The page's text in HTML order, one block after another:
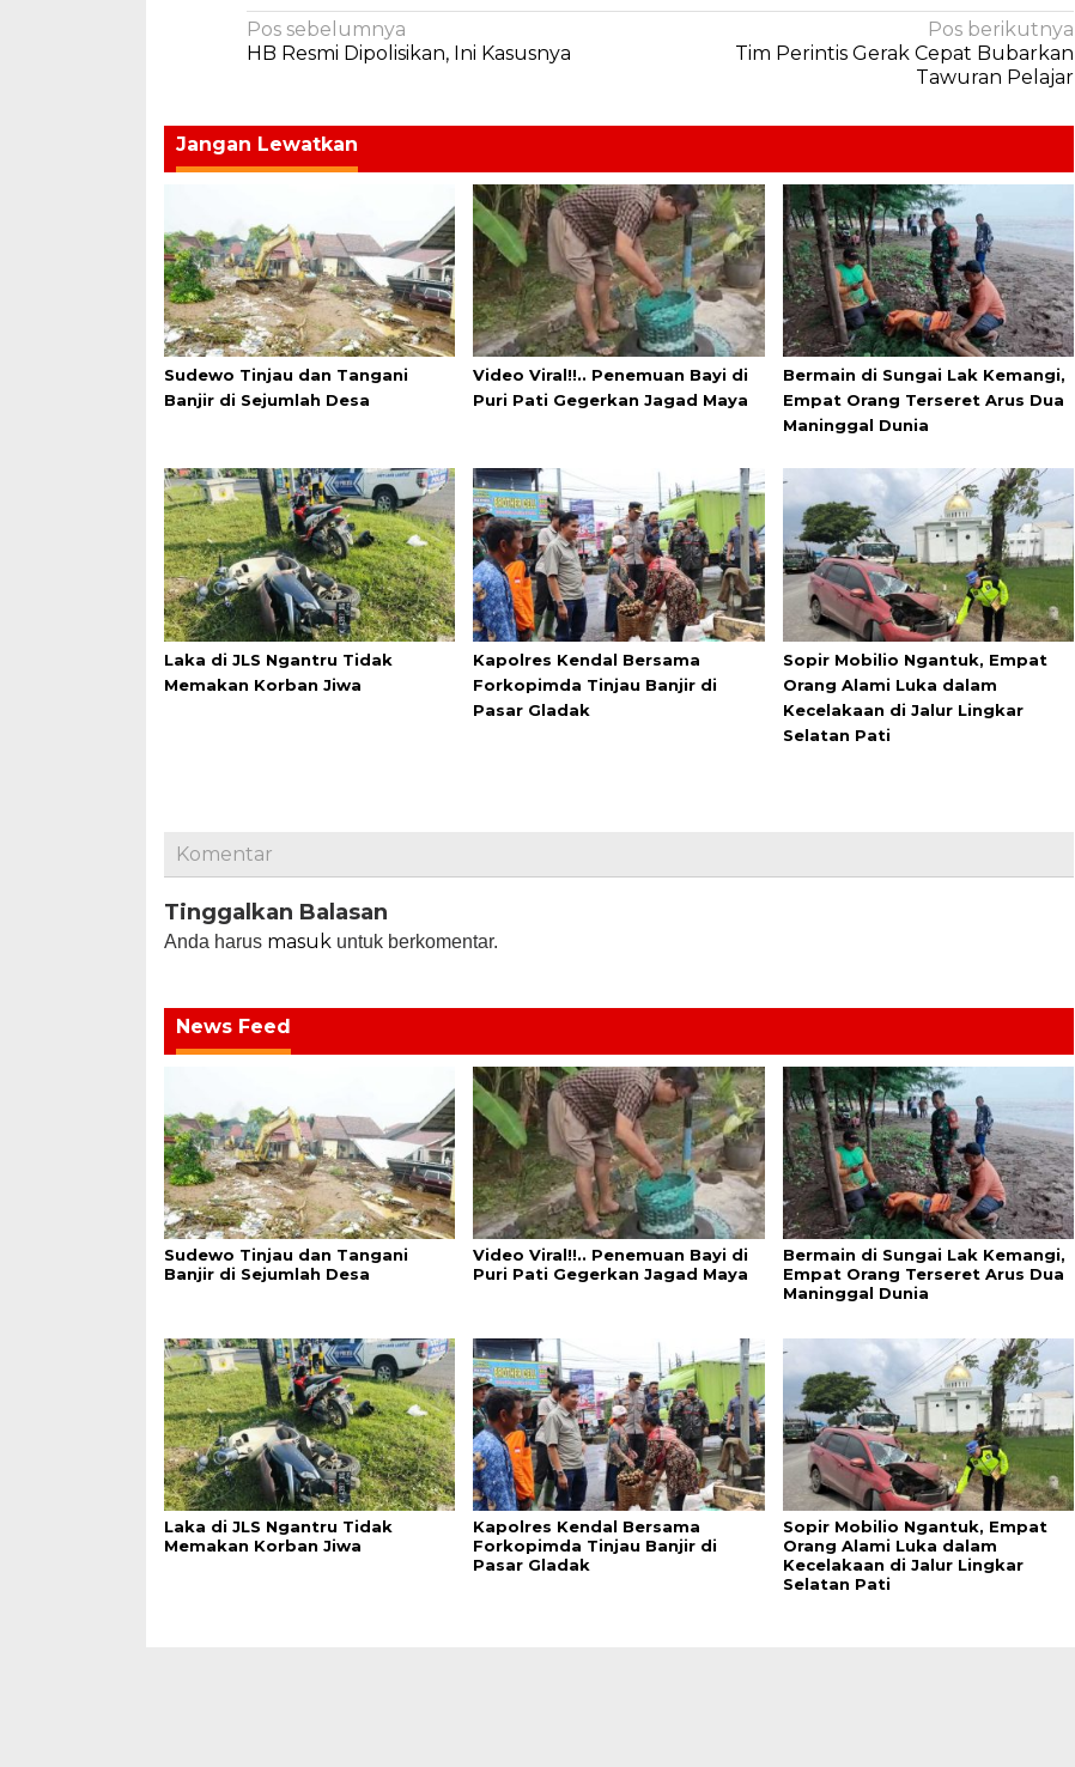
Navigasi
pos
Pos sebelumnya
HB Resmi Dipolisikan, Ini Kasusnya
Pos berikutnya
Tim Perintis Gerak Cepat Bubarkan
Tawuran Pelajar
Jangan Lewatkan
Sudewo Tinjau dan Tangani
Banjir di Sejumlah Desa
Video Viral!!.. Penemuan Bayi di
Puri Pati Gegerkan Jagad Maya
Bermain di Sungai Lak Kemangi,
Empat Orang Terseret Arus Dua
Maninggal Dunia
Laka di JLS Ngantru Tidak
Memakan Korban Jiwa
Kapolres Kendal Bersama
Forkopimda Tinjau Banjir di
Pasar Gladak
Sopir Mobilio Ngantuk, Empat
Orang Alami Luka dalam
Kecelakaan di Jalur Lingkar
Selatan Pati
Komentar
Tinggalkan Balasan
Anda harus masuk untuk berkomentar.
News Feed
Sudewo Tinjau dan Tangani
Banjir di Sejumlah Desa
Video Viral!!.. Penemuan Bayi di
Puri Pati Gegerkan Jagad Maya
Bermain di Sungai Lak Kemangi,
Empat Orang Terseret Arus Dua
Maninggal Dunia
Laka di JLS Ngantru Tidak
Memakan Korban Jiwa
Kapolres Kendal Bersama
Forkopimda Tinjau Banjir di
Pasar Gladak
Sopir Mobilio Ngantuk, Empat
Orang Alami Luka dalam
Kecelakaan di Jalur Lingkar
Selatan Pati